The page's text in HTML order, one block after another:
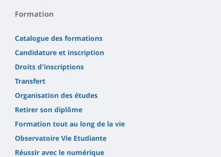
Formation
Catalogue des formations
Candidature et inscription
Droits d'inscriptions
Transfert
Organisation des études
Retirer son diplôme
Formation tout au long de la vie
Observatoire Vie Etudiante
Réussir avec le numérique